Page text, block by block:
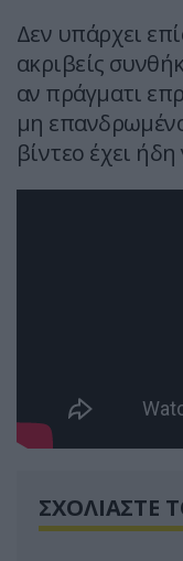
Δεν υπάρχει
ακριβείς
αν πράγματι
μη
βίντεο έχει ήδη
ΣΧΟΛΙΑΣΤΕ